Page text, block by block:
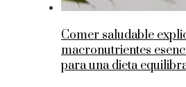
Comer saludable
macronutrientes
para una dieta